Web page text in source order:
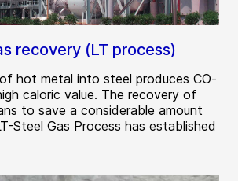
recovery (LT process)
hot metal into steel produces CO-
caloric value. The recovery of
to save a considerable amount
Steel Gas Process has established